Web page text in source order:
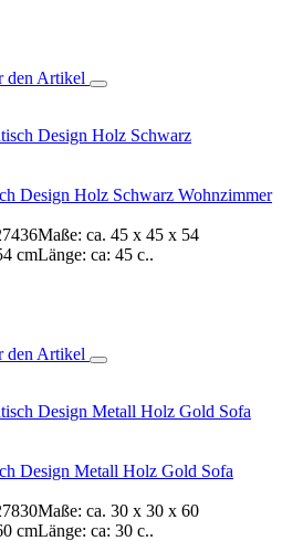
den Artikel
Design Holz Schwarz Wohnzimmer
ca. 45 x 45 x 54
cmLänge: ca: 45 c..
den Artikel
Design Metall Holz Gold Sofa
ca. 30 x 30 x 60
cmLänge: ca: 30 c..